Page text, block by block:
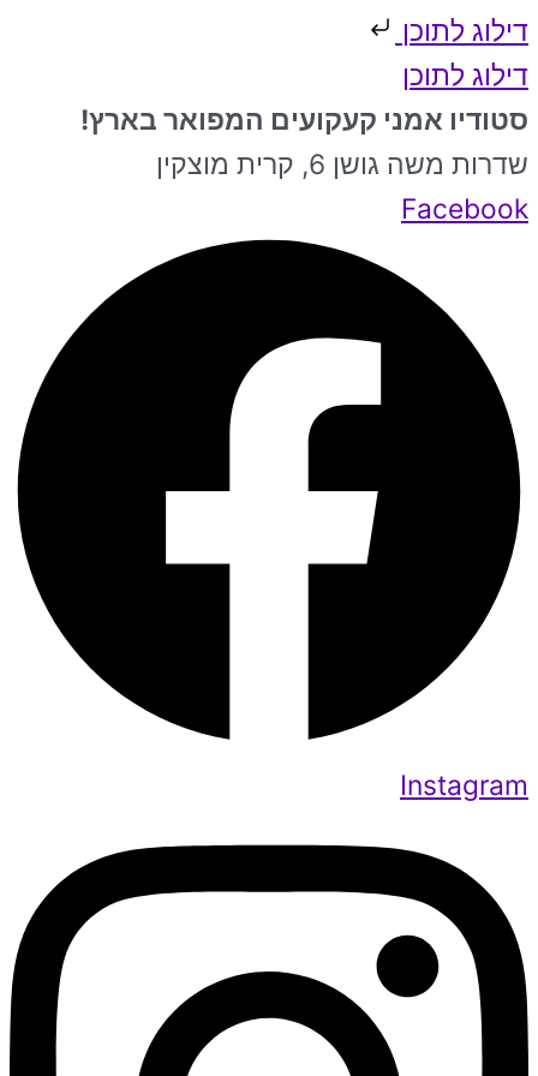
דילוג לתוכן
דילוג לתוכן
סטודיו אמני קעקועים המפואר בארץ!
שדרות משה גושן 6, קרית מוצקין
Facebook
Instagram